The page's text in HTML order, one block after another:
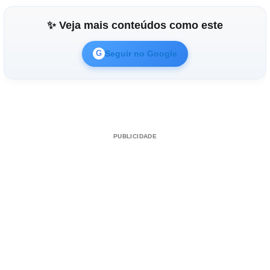
✨ Veja mais conteúdos como este
G Seguir no Google
PUBLICIDADE